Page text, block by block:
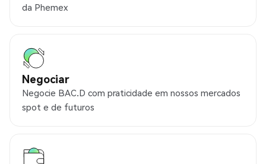
da Phemex
Negociar
Negocie BAC.D com praticidade em nossos mercados
spot e de futuros